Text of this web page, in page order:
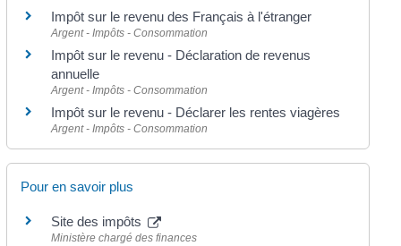
Impôt sur le revenu des Français à l'étranger
Argent - Impôts - Consommation
Impôt sur le revenu - Déclaration de revenus
annuelle
Argent - Impôts - Consommation
Impôt sur le revenu - Déclarer les rentes viagères
Argent - Impôts - Consommation
Pour en savoir plus
Site des impôts
Ministère chargé des finances